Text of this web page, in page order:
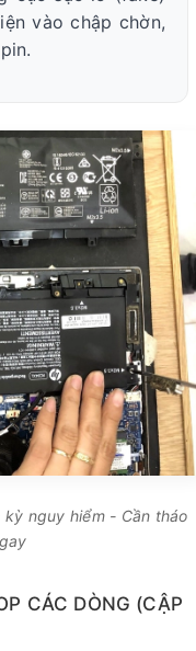
vào chập chờn,
nguy hiểm - Cần tháo
CÁC DÒNG (CẬP